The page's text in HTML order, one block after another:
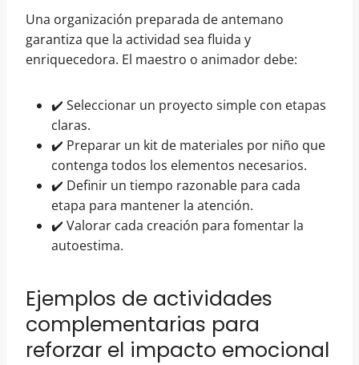
Una organización preparada de antemano
garantiza que la actividad sea fluida y
enriquecedora. El maestro o animador debe:
✔️ Seleccionar un proyecto simple con etapas
claras.
✔️ Preparar un kit de materiales por niño que
contenga todos los elementos necesarios.
✔️ Definir un tiempo razonable para cada
etapa para mantener la atención.
✔️ Valorar cada creación para fomentar la
autoestima.
Ejemplos de actividades
complementarias para
reforzar el impacto emocional